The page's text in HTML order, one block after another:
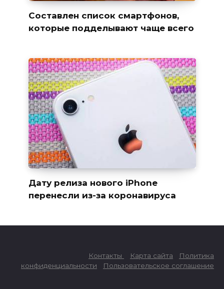
Составлен список смартфонов,
которые подделывают чаще всего
Дату релиза нового iPhone
перенесли из-за коронавируса
Контакты Карта сайта
Политика
конфиденциальности
Пользовательское соглашение